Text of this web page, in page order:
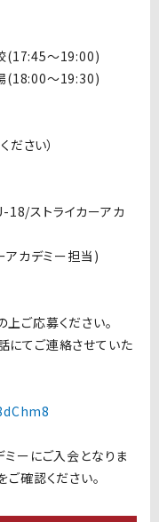
(17:45〜19:00)
(18:00〜19:30)
さい）
ストライカーアカ
カデミー担当)
ご応募ください。
にてご連絡させていた
ーにご入会となりま
確認ください。